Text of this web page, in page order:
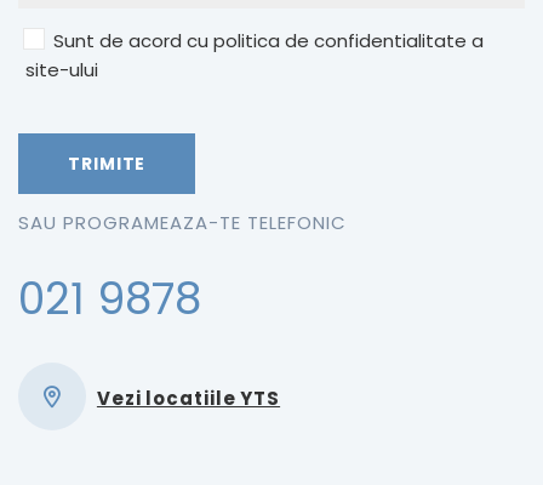
Sunt de acord cu politica de confidentialitate a
site-ului
SAU PROGRAMEAZA-TE TELEFONIC
021 9878
Vezi locatiile YTS